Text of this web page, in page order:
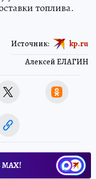
топлива.
Алексей ЕЛАГИН
Источник: kp.ru
МАХ!